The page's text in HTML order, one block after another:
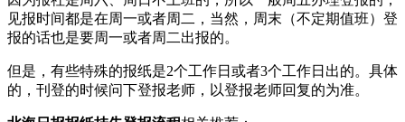
见报时间都是在周一或者周二，当然，周末（不定期值班）登
报的话也是要周一或者周二出报的。
但是，有些特殊的报纸是2个工作日或者3个工作日出的。具体
的，刊登的时候问下登报老师，以登报老师回复的为准。